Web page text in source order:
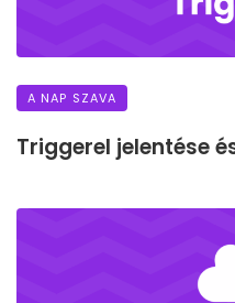
A NAP SZAVA
Triggerel jelentése